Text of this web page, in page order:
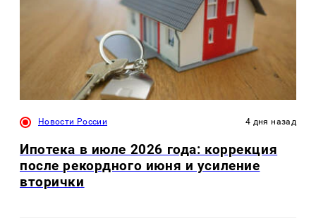
Новости России 4 дня назад
Ипотека в июле 2026 года: коррекция
после рекордного июня и усиление
вторички